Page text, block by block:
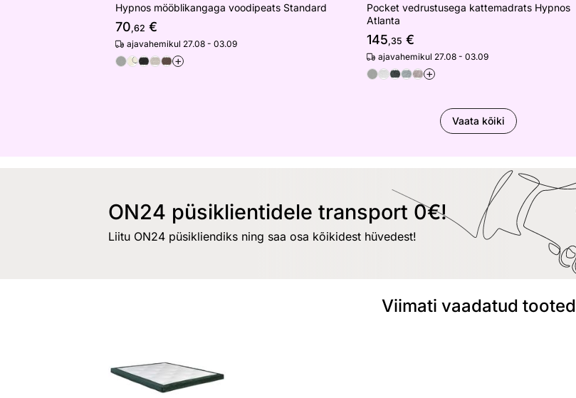
Hypnos mööblikangaga voodipeats Standard
70,62 €
ajavahemikul 27.08 - 03.09
+
Pocket vedrustusega kattemadrats Hypnos
Atlanta
145,35 €
ajavahemikul 27.08 - 03.09
+
Vaata kõiki
ON24 püsiklientidele transport 0€!
Liitu ON24 püsikliendiks ning saa osa kõikidest hüvedest!
Viimati vaadatud tooted